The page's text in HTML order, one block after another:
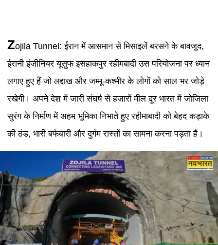
Zojila Tunnel :ईरान में आसमान से मिसाइलें बरसने के बावजूद,
ईरानी इंजीनियर यूसुफ इसहाकपुर रहीमबादी उस परियोजना पर ध्यान
लगाए हुए हैं जो लद्दाख और जम्मू-कश्मीर के लोगों को साल भर जोड़े
रखेगी। अपने देश में जारी संघर्ष से हजारों मील दूर भारत में जोजिला
सुरंग के निर्माण में अहम भूमिका निभाते हुए रहीमाबादी को बेहद कड़ाके
की ठंड, भारी बर्फबारी और दुर्गम रास्तों का सामना करना पड़ता है।